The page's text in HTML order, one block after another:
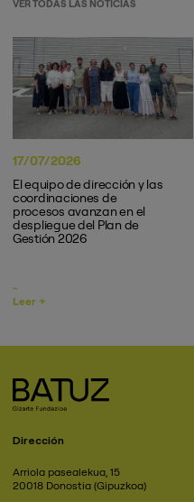
VER TODAS LAS NOTICIAS
17/07/2026
El equipo de dirección y las
coordinaciones de
procesos avanzan en el
despliegue del Plan de
Gestión 2026
Leer +
Dirección
Arriola pasealekua, 15
20018 Donostia (Gipuzkoa)